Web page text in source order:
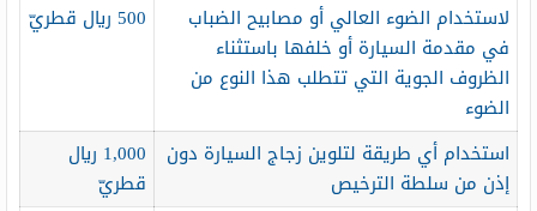
لاستخدام الضوء العالي أو مصابيح الضباب
في مقدمة السيارة أو خلفها باستثناء
الظروف الجوية التي تتطلب هذا النوع من
الضوء
500 ريال قطريّ
استخدام أي طريقة لتلوين زجاج السيارة دون
إذن من سلطة الترخيص
1,000 ريال
قطريّ